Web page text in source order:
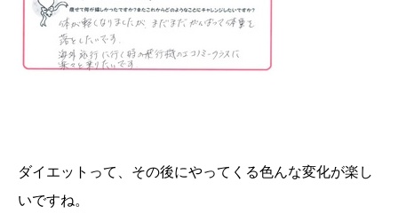
ダイエットって、その後にやってくる色んな変化が楽し
いですね。